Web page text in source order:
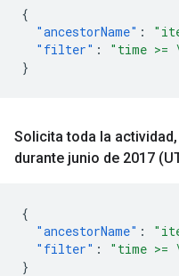
{
"ancestorName" :
"filter" :
"time >=
}
Solicita toda la actividad,
durante junio de 2017
{
"ancestorName" :
"filter" :
"time >=
}